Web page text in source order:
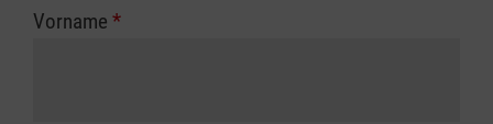
Vorname *